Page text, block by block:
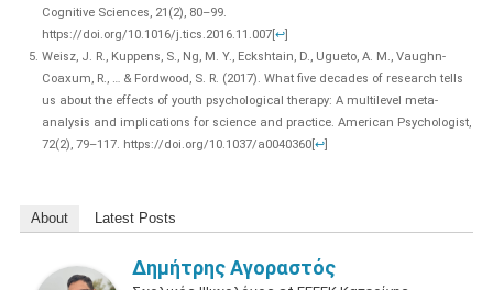
Cognitive Sciences, 21(2), 80–99.
https://doi.org/10.1016/j.tics.2016.11.007[ ↩]
Weisz, J. R., Kuppens, S., Ng, M. Y., Eckshtain, D., Ugueto, A. M., Vaughn-
Coaxum, R., … & Fordwood, S. R. (2017). What five decades of research tells
us about the effects of youth psychological therapy: A multilevel meta-
analysis and implications for science and practice. American Psychologist,
72(2), 79–117. https://doi.org/10.1037/a0040360[ ↩]
About Latest Posts
Δημήτρης Αγοραστός